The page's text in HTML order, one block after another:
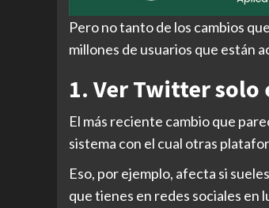
Pero no tanto de los cambios
millones de usuarios que están
1. Ver Twitter
El más reciente cambio que
sistema con el cual otras
Eso, por ejemplo, afecta si
que tienes en redes sociales en